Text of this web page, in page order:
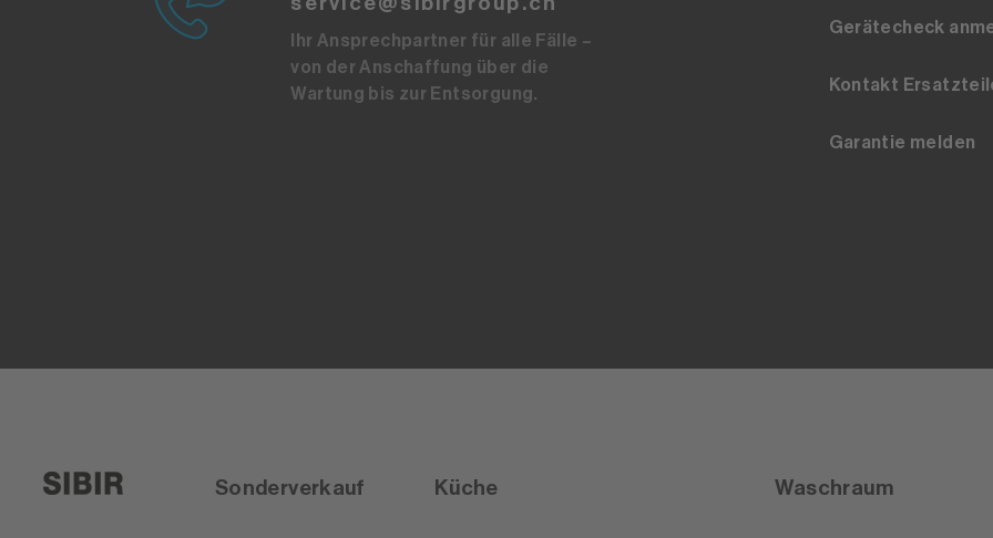
Ihr Ansprechpartner für alle Fälle –
von der Anschaffung über die
Wartung bis zur Entsorgung.
Gerätecheck
Kontakt
Garantie melden
Sonderverkauf Küche Waschraum